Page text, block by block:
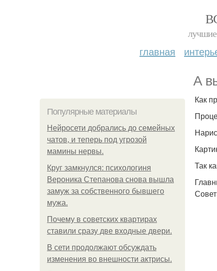
лучшие
главная
А
Популярные материалы
Нейросети добрались до семейных
чатов, и теперь под угрозой
мамины нервы.
Круг замкнулся: психологиня
Вероника Степанова снова вышла
замуж за собственного бывшего
мужа.
Почему в советских квартирах
ставили сразу две входные двери.
В сети продолжают обсуждать
изменения во внешности актрисы.
Как
Так